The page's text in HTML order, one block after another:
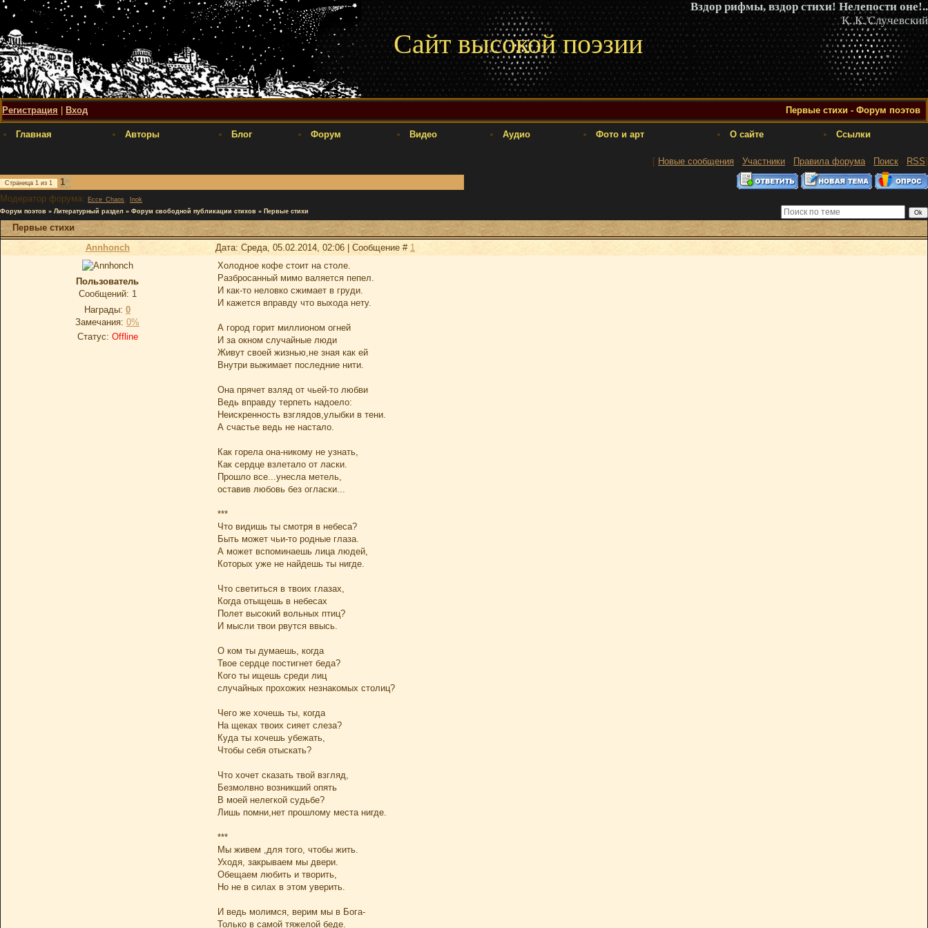
Вздор рифмы, вздор стихи! Нелепости оне!..
К. К. Случевский
Сайт высокой поэзии
Регистрация Вход Первые стихи - Форум поэтов
Главная Авторы Блог Форум Видео Аудио Фото и арт О сайте Ссылки
[ Новые сообщения · Участники · Правила форума· Поиск · RSS]
Страница 1 из 1
1
Модератор форума: Ecce_Chaos ,
Inok
Форум поэтов » Литературный раздел » Форум свободной публикации стихов » Первые стихи
Первые стихи
Annhonch
Дата: Среда, 05.02.2014, 02:06 | Сообщение # 1
Пользователь
Сообщений: 1
Награды: 0
Замечания: 0%
Статус: Offline
Холодное кофе стоит на столе.
Разбросанный мимо валяется пепел.
И как-то неловко сжимает в груди.
И кажется вправду что выхода нету.
А город горит миллионом огней
И за окном случайные люди
Живут своей жизнью,не зная как ей
Внутри выжимает последние нити.
Она прячет взляд от чьей-то любви
Ведь вправду терпеть надоело:
Неискренность взглядов,улыбки в тени.
А счастье ведь не настало.
Как горела она-никому не узнать,
Как сердце взлетало от ласки.
Прошло все...унесла метель,
оставив любовь без огласки...
***
Что видишь ты смотря в небеса?
Быть может чьи-то родные глаза.
А может вспоминаешь лица людей,
Которых уже не найдешь ты нигде.
Что светиться в твоих глазах,
Когда отыщешь в небесах
Полет высокий вольных птиц?
И мысли твои рвутся ввысь.
О ком ты думаешь, когда
Твое сердце постигнет беда?
Кого ты ищешь среди лиц
случайных прохожих незнакомых столиц?
Чего же хочешь ты, когда
На щеках твоих сияет слеза?
Куда ты хочешь убежать,
Чтобы себя отыскать?
Что хочет сказать твой взгляд,
Безмолвно возникший опять
В моей нелегкой судьбе?
Лишь помни,нет прошлому места нигде.
***
Мы живем ,для того, чтобы жить.
Уходя, закрываем мы двери.
Обещаем любить и творить,
Но не в силах в этом уверить.
И ведь молимся, верим мы в Бога-
Только в самой тяжелой беде.